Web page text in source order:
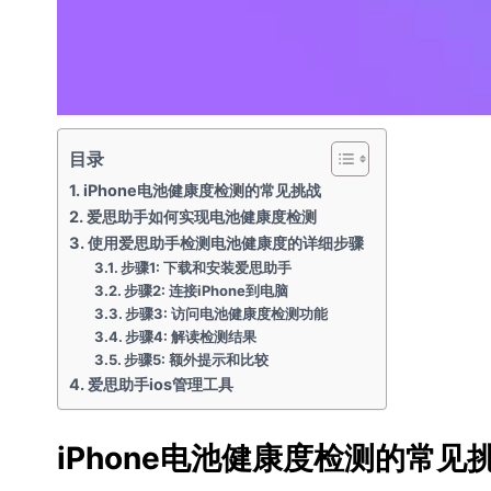
目录
iPhone电池健康度检测的常见挑战
爱思助手如何实现电池健康度检测
使用爱思助手检测电池健康度的详细步骤
步骤1: 下载和安装爱思助手
步骤2: 连接iPhone到电脑
步骤3: 访问电池健康度检测功能
步骤4: 解读检测结果
步骤5: 额外提示和比较
爱思助手ios管理工具
iPhone电池健康度检测的常见